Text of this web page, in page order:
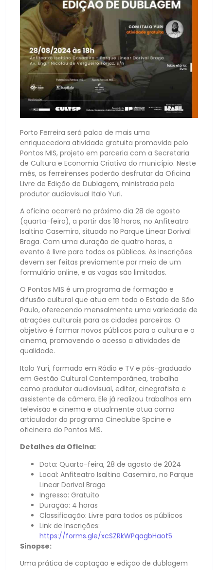
Porto Ferreira será palco de mais uma
enriquecedora atividade gratuita promovida pelo
Pontos MIS, projeto em parceria com a Secretaria
de Cultura e Economia Criativa do município. Neste
mês, os ferreirenses poderão desfrutar da Oficina
Livre de Edição de Dublagem, ministrada pelo
produtor audiovisual Italo Yuri.
A oficina ocorrerá no próximo dia 28 de agosto
(quarta-feira), a partir das 18 horas, no Anfiteatro
Isaltino Casemiro, situado no Parque Linear Dorival
Braga. Com uma duração de quatro horas, o
evento é livre para todos os públicos. As inscrições
devem ser feitas previamente por meio de um
formulário online, e as vagas são limitadas.
O Pontos MIS é um programa de formação e
difusão cultural que atua em todo o Estado de São
Paulo, oferecendo mensalmente uma variedade de
atrações culturais para as cidades parceiras. O
objetivo é formar novos públicos para a cultura e o
cinema, promovendo o acesso a atividades de
qualidade.
Italo Yuri, formado em Rádio e TV e pós-graduado
em Gestão Cultural Contemporânea, trabalha
como produtor audiovisual, editor, cinegrafista e
assistente de câmera. Ele já realizou trabalhos em
televisão e cinema e atualmente atua como
articulador do programa Cineclube Spcine e
oficineiro do Pontos MIS.
Detalhes da Oficina:
Data: Quarta-feira, 28 de agosto de 2024
Local: Anfiteatro Isaltino Casemiro, no Parque
Linear Dorival Braga
Ingresso: Gratuito
Duração: 4 horas
Classificação: Livre para todos os públicos
Link de Inscrições:
https://forms.gle/xcSZRkWPqagbHaot5
Sinopse:
Uma prática de captação e edição de dublagem